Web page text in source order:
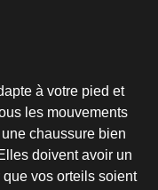
à votre pied et
les mouvements
chaussure bien
doivent avoir un
que vos orteils soient